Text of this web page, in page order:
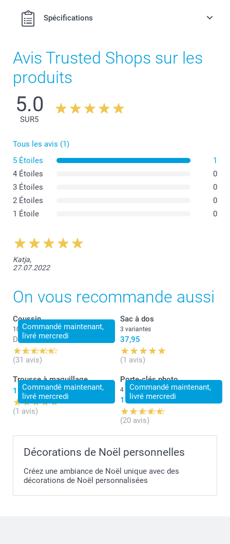
Spécifications
Avis Trusted Shops sur les
produits
5.0
SUR5
Tous les avis (1)
5 Étoiles
1
4 Étoiles
0
3 Étoiles
0
2 Étoiles
0
1 Étoile
0
Katja,
27.07.2022
On vous recommande aussi
Commandé maintenant,
livré mercredi
Coussin
10+ variantes
Dès 28,95
(31 avis)
Sac à dos
3 variantes
37,95
(1 avis)
Commandé maintenant,
livré mercredi
Trousse à maquillage
16,95
(1 avis)
Commandé maintenant,
livré mercredi
Porte-clés photo
4 variantes
11,95
(20 avis)
Décorations de Noël personnelles
Créez une ambiance de Noël unique avec des
décorations de Noël personnalisées